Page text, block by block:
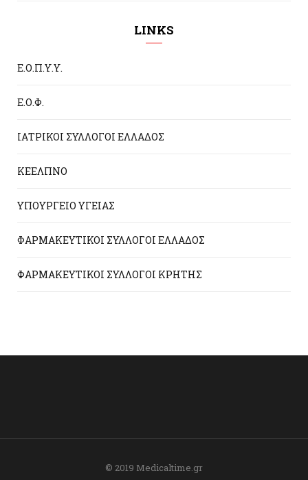
LINKS
Ε.Ο.Π.Υ.Υ.
Ε.Ο.Φ.
ΙΑΤΡΙΚΟΙ ΣΥΛΛΟΓΟΙ ΕΛΛΑΔΟΣ
ΚΕΕΛΠΝΟ
ΥΠΟΥΡΓΕΙΟ ΥΓΕΙΑΣ
ΦΑΡΜΑΚΕΥΤΙΚΟΙ ΣΥΛΛΟΓΟΙ ΕΛΛΑΔΟΣ
ΦΑΡΜΑΚΕΥΤΙΚΟΙ ΣΥΛΛΟΓΟΙ ΚΡΗΤΗΣ
© 2019 Medicaltime.gr